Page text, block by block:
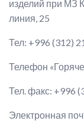
изделий при МЗ
линия, 25
Тел: +996 (312)
Телефон
Тел. факс: +996
Электронная